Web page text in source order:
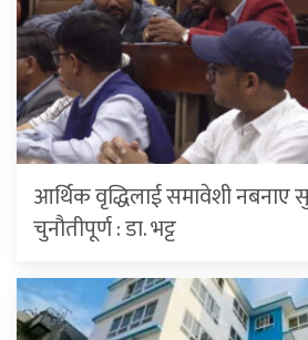
आर्थिक वृद्धिलाई समावेशी नबनाए
चुनौतीपूर्ण : डा. भट्ट